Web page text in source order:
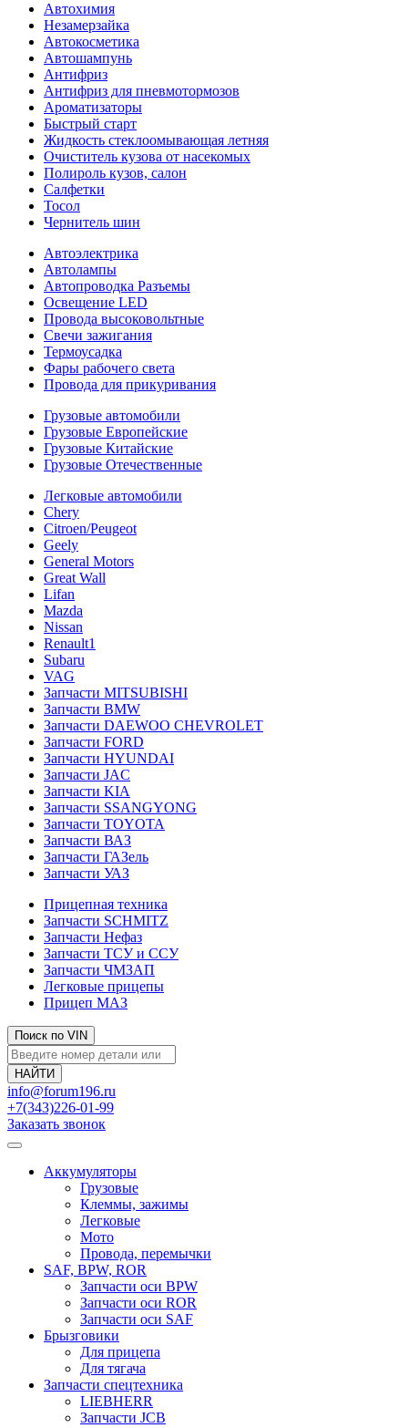
Автохимия
Незамерзайка
Автокосметика
Автошампунь
Антифриз
Антифриз для пневмотормозов
Ароматизаторы
Быстрый старт
Жидкость стеклоомывающая летняя
Очиститель кузова от насекомых
Полироль кузов, салон
Салфетки
Тосол
Чернитель шин
Автоэлектрика
Автолампы
Автопроводка Разъемы
Освещение LED
Провода высоковольтные
Свечи зажигания
Термоусадка
Фары рабочего света
Провода для прикуривания
Грузовые автомобили
Грузовые Европейские
Грузовые Китайские
Грузовые Отечественные
Легковые автомобили
Chery
Citroen/Peugeot
Geely
General Motors
Great Wall
Lifan
Mazda
Nissan
Renault1
Subaru
VAG
Запчасти MITSUBISHI
Запчасти BMW
Запчасти DAEWOO CHEVROLET
Запчасти FORD
Запчасти HYUNDAI
Запчасти JAC
Запчасти KIA
Запчасти SSANGYONG
Запчасти TOYOTA
Запчасти ВАЗ
Запчасти ГАЗель
Запчасти УАЗ
Прицепная техника
Запчасти SCHMITZ
Запчасти Нефаз
Запчасти ТСУ и ССУ
Запчасти ЧМЗАП
Легковые прицепы
Прицеп МАЗ
Поиск по VIN
info@forum196.ru
+7(343)226-01-99
Заказать звонок
Аккумуляторы
Грузовые
Клеммы, зажимы
Легковые
Мото
Провода, перемычки
SAF, BPW, ROR
Запчасти оси BPW
Запчасти оси ROR
Запчасти оси SAF
Брызговики
Для прицепа
Для тягача
Запчасти спецтехника
LIEBHERR
Запчасти JCB